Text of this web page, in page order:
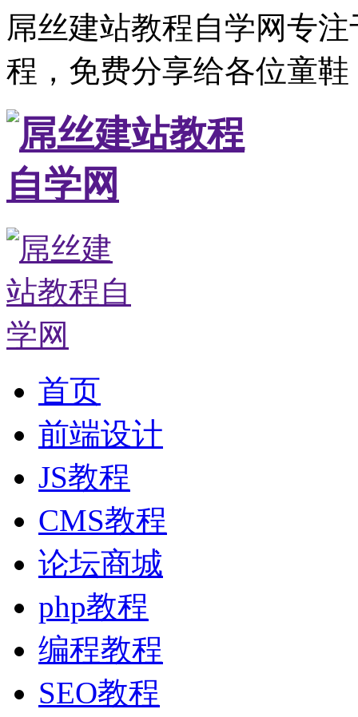
屌丝建站教程自学网专
程，免费分享给各位童
首页
前端设计
JS教程
CMS教程
论坛商城
php教程
编程教程
SEO教程